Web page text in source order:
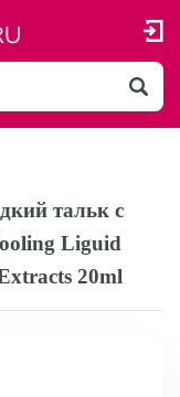
тальк с
Liguid
20ml